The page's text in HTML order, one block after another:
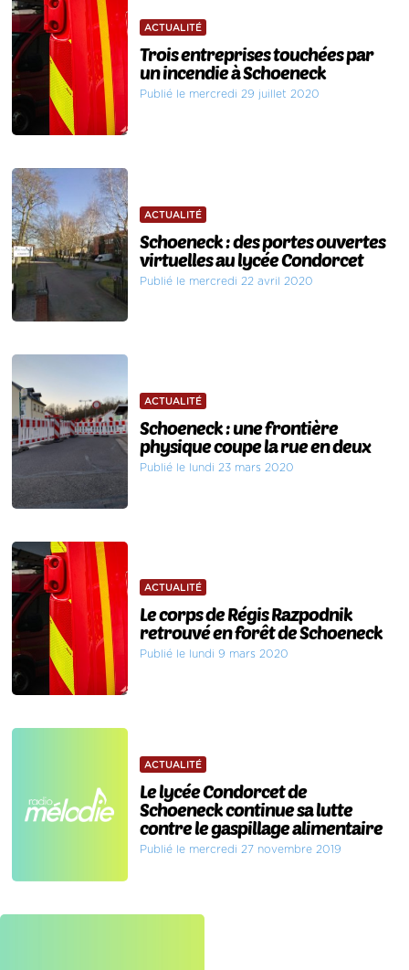
ACTUALITÉ
Trois entreprises touchées par
un incendie à Schoeneck
Publié le mercredi 29 juillet 2020
ACTUALITÉ
Schoeneck : des portes ouvertes
virtuelles au lycée Condorcet
Publié le mercredi 22 avril 2020
ACTUALITÉ
Schoeneck : une frontière
physique coupe la rue en deux
Publié le lundi 23 mars 2020
ACTUALITÉ
Le corps de Régis Razpodnik
retrouvé en forêt de Schoeneck
Publié le lundi 9 mars 2020
ACTUALITÉ
Le lycée Condorcet de
Schoeneck continue sa lutte
contre le gaspillage alimentaire
Publié le mercredi 27 novembre 2019